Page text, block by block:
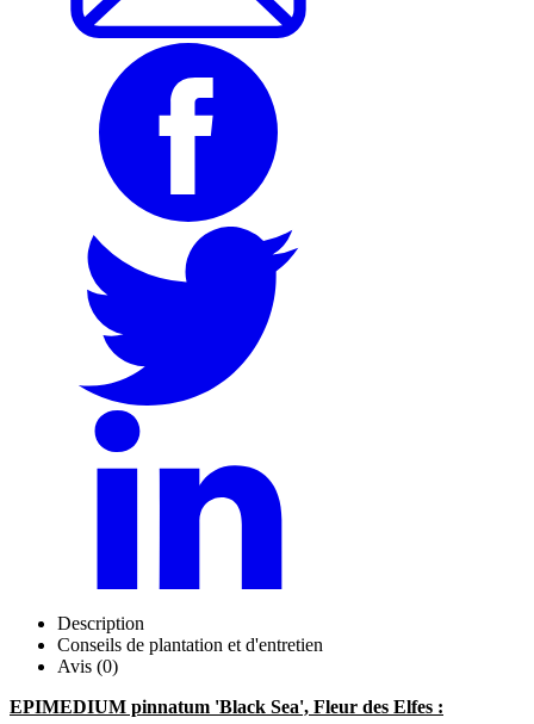
Description
Conseils de plantation et d'entretien
Avis (0)
EPIMEDIUM pinnatum 'Black Sea', Fleur des Elfes :